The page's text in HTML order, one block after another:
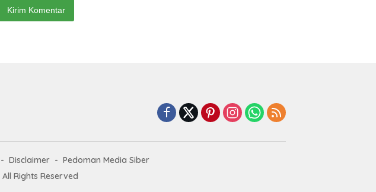
Disclaimer
Pedoman Media Siber
Rights Reserved